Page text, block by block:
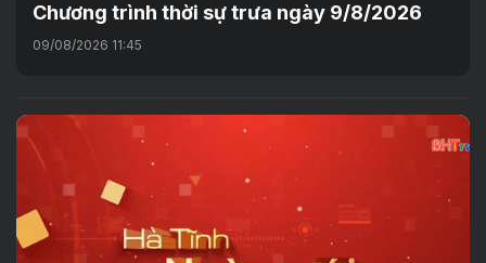
Chương trình thời sự trưa ngày 9/8/2026
09/08/2026 11:45